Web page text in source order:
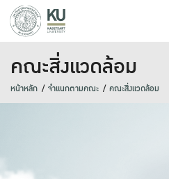
คณะสิ่งแวดล้อม
หน้าหลัก จำแนกตามคณะ คณะสิ่งแวดล้อม